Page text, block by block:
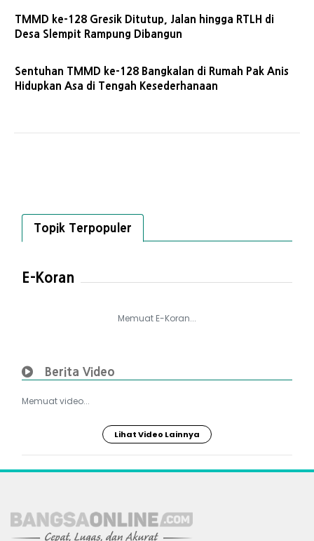
TMMD ke-128 Gresik Ditutup, Jalan hingga RTLH di
Desa Slempit Rampung Dibangun
Sentuhan TMMD ke-128 Bangkalan di Rumah Pak Anis
Hidupkan Asa di Tengah Kesederhanaan
Topik Terpopuler
E-Koran
Memuat E-Koran...
Berita Video
Memuat video...
Lihat Video Lainnya